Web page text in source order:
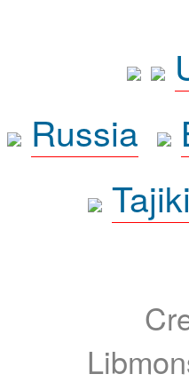
Russia